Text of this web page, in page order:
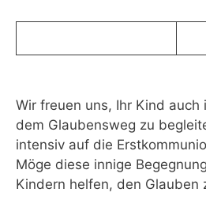
Wir freuen uns, Ihr Kind
dem Glaubensweg zu
intensiv auf die
Möge diese innige
Kindern helfen, den Glauben